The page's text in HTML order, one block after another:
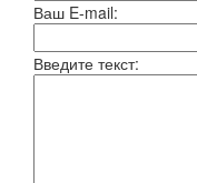
Ваш E-mail:
Введите текст: